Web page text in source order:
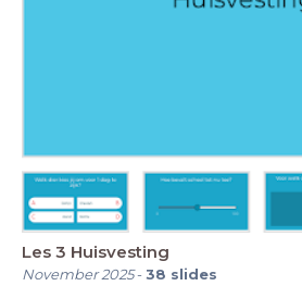
Les 3 Huisvesting
November 2025-38 slides